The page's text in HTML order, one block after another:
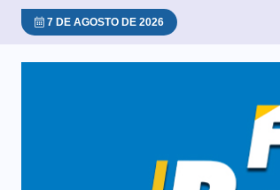
7 DE AGOSTO DE 2026